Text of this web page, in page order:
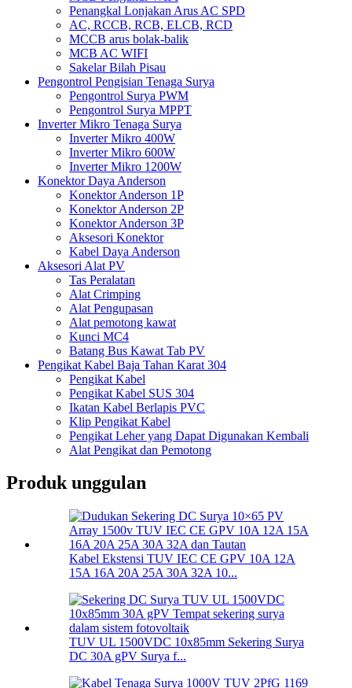
Penangkal Lonjakan Arus AC SPD
AC, RCCB, RCB, ELCB, RCD
MCCB arus bolak-balik
MCB AC WIFI
Sakelar Bilah Pisau
Pengontrol Pengisian Tenaga Surya
Pengontrol Surya PWM
Pengontrol Surya MPPT
Inverter Mikro Tenaga Surya
Inverter Mikro 400W
Inverter Mikro 600W
Inverter Mikro 1200W
Konektor Daya Anderson
Konektor Anderson 1P
Konektor Anderson 2P
Konektor Anderson 3P
Aksesori Konektor
Kabel Daya Anderson
Aksesori Alat PV
Tas Peralatan
Alat Crimping
Alat Pengupasan
Alat pemotong kawat
Kunci MC4
Batang Bus Kawat Tab PV
Pengikat Kabel Baja Tahan Karat 304
Pengikat Kabel
Pengikat Kabel SUS 304
Ikatan Kabel Berlapis PVC
Klip Pengikat Kabel
Pengikat Leher yang Dapat Digunakan Kembali
Alat Pengikat dan Pemotong
Produk unggulan
Kabel Ekstensi TUV IEC CE GPV 10A 12A
15A 16A 20A 25A 30A 32A 10...
TUV UL 1500VDC 10x85mm Sekering Surya
DC 30A gPV Surya f...